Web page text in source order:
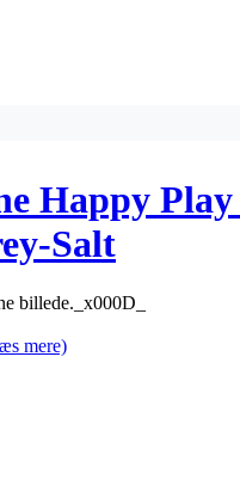
Happy
Salt
billede._x000D_
mere)